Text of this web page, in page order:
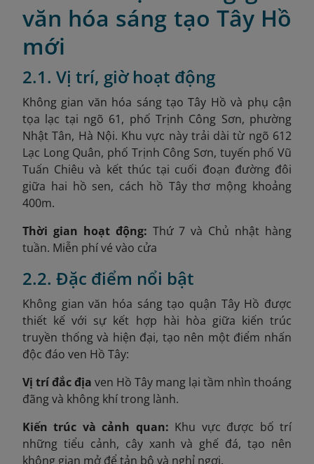
văn hóa sáng tạo Tây Hồ
mới
2.1. Vị trí, giờ hoạt động
Không gian văn hóa sáng tạo Tây Hồ và phụ cận
tọa lạc tại ngõ 61, phố Trịnh Công Sơn, phường
Nhật Tân, Hà Nội. Khu vực này trải dài từ ngõ 612
Lạc Long Quân, phố Trịnh Công Sơn, tuyến phố Vũ
Tuấn Chiêu và kết thúc tại cuối đoạn đường đôi
giữa hai hồ sen, cách hồ Tây thơ mộng khoảng
400m.
Thời gian hoạt động: Thứ 7 và Chủ nhật hàng
tuần. Miễn phí vé vào cửa
2.2. Đặc điểm nổi bật
Không gian văn hóa sáng tạo quận Tây Hồ được
thiết kế với sự kết hợp hài hòa giữa kiến trúc
truyền thống và hiện đại, tạo nên một điểm nhấn
độc đáo ven Hồ Tây:
Vị trí đắc địa ven Hồ Tây mang lại tầm nhìn thoáng
đãng và không khí trong lành.
Kiến trúc và cảnh quan: Khu vực được bố trí
những tiểu cảnh, cây xanh và ghế đá, tạo nên
không gian mở để tản bộ và nghỉ ngơi.